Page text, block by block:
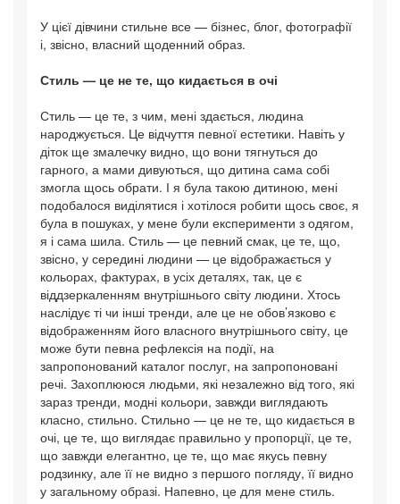
У цієї дівчини стильне все — бізнес, блог, фотографії
і, звісно, власний щоденний образ.
Стиль — це не те, що кидається в очі
Стиль — це те, з чим, мені здається, людина
народжується. Це відчуття певної естетики. Навіть у
діток ще змалечку видно, що вони тягнуться до
гарного, а мами дивуються, що дитина сама собі
змогла щось обрати. І я була такою дитиною, мені
подобалося виділятися і хотілося робити щось своє, я
була в пошуках, у мене були експерименти з одягом,
я і сама шила. Стиль — це певний смак, це те, що,
звісно, у середині людини — це відображається у
кольорах, фактурах, в усіх деталях, так, це є
віддзеркаленням внутрішнього світу людини. Хтось
наслідує ті чи інші тренди, але це не обов’язково є
відображенням його власного внутрішнього світу, це
може бути певна рефлексія на події, на
запропонований каталог послуг, на запропоновані
речі. Захоплююся людьми, які незалежно від того, які
зараз тренди, модні кольори, завжди виглядають
класно, стильно. Стильно — це не те, що кидається в
очі, це те, що виглядає правильно у пропорції, це те,
що завжди елегантно, це те, що має якусь певну
родзинку, але її не видно з першого погляду, її видно
у загальному образі. Напевно, це для мене стиль.